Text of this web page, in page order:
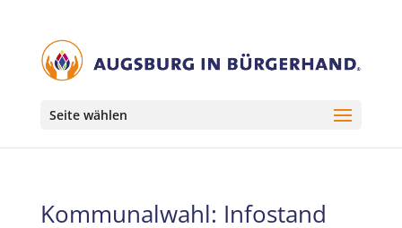
Seite wählen
Kommunalwahl: Infostand